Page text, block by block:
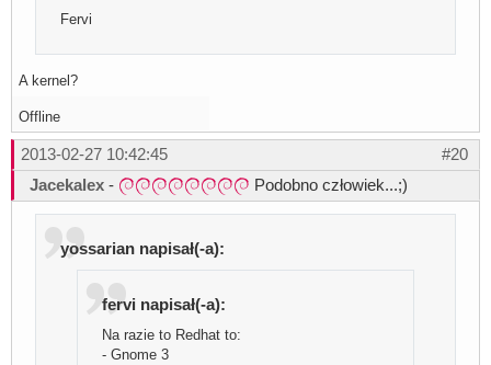
Fervi
A kernel?
Offline
#20
2013-02-27 10:42:45
Jacekalex - Podobno człowiek...;)
yossarian napisał(-a):
fervi napisał(-a):
Na razie to Redhat to:
- Gnome 3